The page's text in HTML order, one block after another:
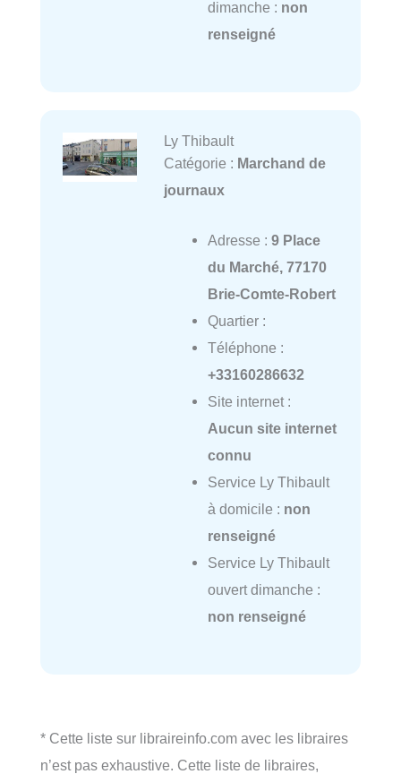
dimanche : non
renseigné
Ly Thibault
Catégorie : Marchand de
journaux
Adresse : 9 Place
du Marché, 77170
Brie-Comte-Robert
Quartier :
Téléphone :
+33160286632
Site internet :
Aucun site internet
connu
Service Ly Thibault
à domicile : non
renseigné
Service Ly Thibault
ouvert dimanche :
non renseigné
* Cette liste sur libraireinfo.com avec les libraires
n’est pas exhaustive. Cette liste de libraires,